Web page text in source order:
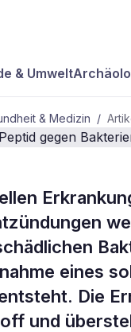
& Umwelt
& Medizin /
& MEDIZIN
eines
Die
und